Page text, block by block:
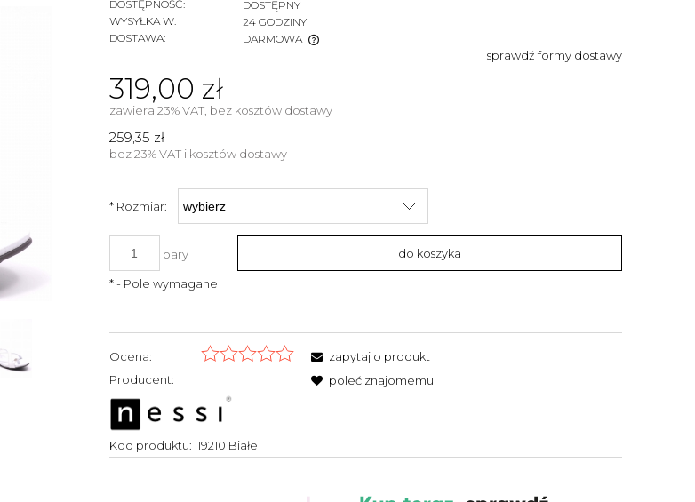
DOSTĘPNOŚĆ:
DOSTĘPNY
WYSYŁKA W:
24 GODZINY
DOSTAWA:
DARMOWA
CENA NIE ZAWIERA EWENTUALNYCH
KOSZTÓW PŁATNOŚCI
sprawdź formy dostawy
319,00 zł
zawiera 23% VAT, bez kosztów dostawy
259,35 zł
bez 23% VAT i kosztów dostawy
*Rozmiar:
pary do koszyka
*- Pole wymagane
Ocena:
Producent:
Kod produktu: 19210 Białe
zapytaj o produkt
poleć znajomemu